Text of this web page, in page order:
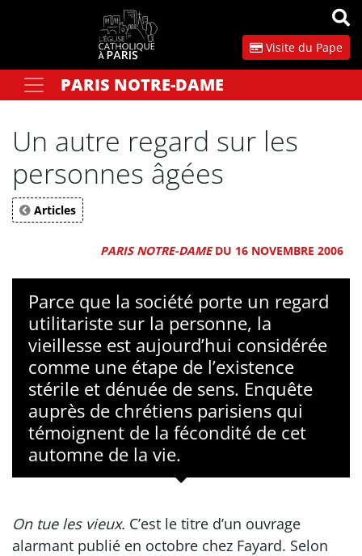
Visite du Pape
Votre recherchePARIS NOTRE-DAME
Un autre regard sur les
personnes âgées
Articles
PARIS NOTRE-DAMEDU 16 NOVEMBRE 2006
Parce que la société porte un regard
utilitariste sur la personne, la
vieillesse est aujourd’hui considérée
comme une étape de l’existence
stérile et dénuée de sens. Enquête
auprès de chrétiens parisiens qui
témoignent de la fécondité de cet
automne de la vie.
On tue les vieux. C’est le titre d’un ouvrage
alarmant publié en octobre chez Fayard. Selon
Panneau de gestion des cookies